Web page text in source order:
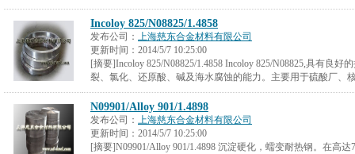
Incoloy 825/N08825/1.4858
发布公司： 上海慈东合金材料有限公司
更新时间： 2014/5/7 10:25:00
[摘要]Incoloy 825/N08825/1.4858 Incoloy 825/N08825,具有良好
裂、氯化、还原酸、碱及海水腐蚀的能力。主要用于硫酸厂、
N09901/Alloy 901/1.4898
发布公司： 上海慈东合金材料有限公司
更新时间： 2014/5/7 10:25:00
[摘要]N09901/Alloy 901/1.4898 沉淀硬化，蠕变耐热钢。在高